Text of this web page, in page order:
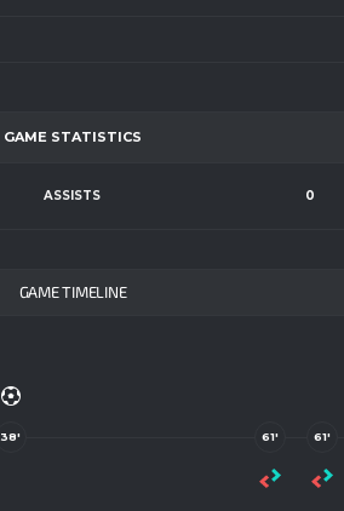
GAME STATISTICS
ASSISTS 0
GAME TIMELINE
38' 61' 61'